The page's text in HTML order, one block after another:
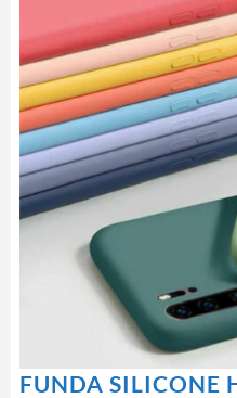
FUNDA SILICONE